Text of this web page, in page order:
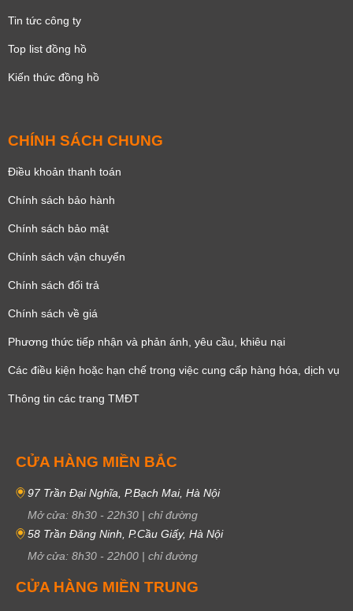
Tin tức công ty
Top list đồng hồ
Kiến thức đồng hồ
CHÍNH SÁCH CHUNG
Điều khoản thanh toán
Chính sách bảo hành
Chính sách bảo mật
Chính sách vận chuyển
Chính sách đổi trả
Chính sách về giá
Phương thức tiếp nhận và phản ánh, yêu cầu, khiêu nại
Các điều kiện hoặc hạn chế trong việc cung cấp hàng hóa, dịch vụ
Thông tin các trang TMĐT
CỬA HÀNG MIỀN BẮC
97 Trần Đại Nghĩa, P.Bạch Mai, Hà Nội
Mở cửa: 8h30 - 22h30 | chỉ đường
58 Trần Đăng Ninh, P.Cầu Giấy, Hà Nội
Mở cửa: 8h30 - 22h00 | chỉ đường
CỬA HÀNG MIỀN TRUNG